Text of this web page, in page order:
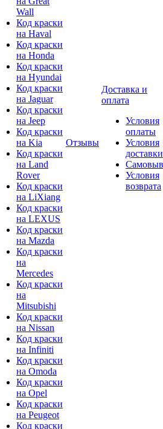
Wall
Код краски
на Haval
Код краски
на Honda
Код краски
на Hyundai
Код краски
на Jaguar
Код краски
на Jeep
Код краски
на Kia
Код краски
на Land
Rover
Код краски
на LiXiang
Код краски
на LEXUS
Код краски
на Mazda
Код краски
на
Mercedes
Код краски
на
Mitsubishi
Код краски
на Nissan
Код краски
на Infiniti
Код краски
на Omoda
Код краски
на Opel
Код краски
на Peugeot
Код краски
Отзывы
Доставка и
оплата
Условия
оплаты
Условия
доставки
Условия
возврата